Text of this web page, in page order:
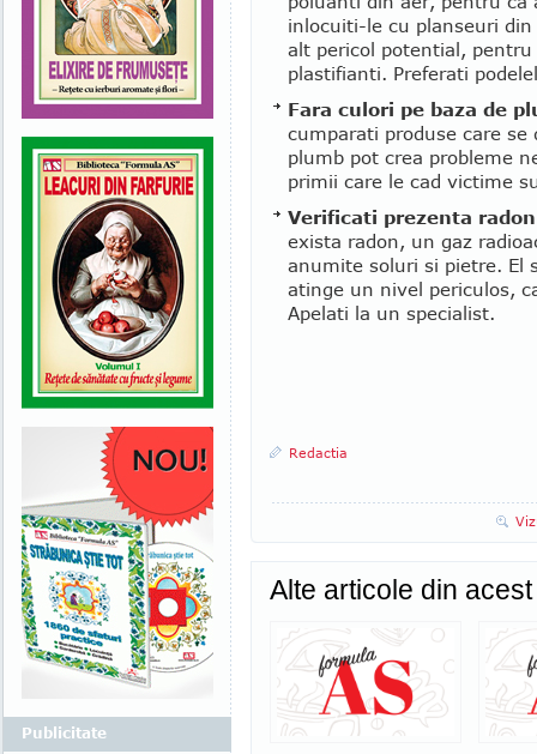
inlocuiti-le cu planseuri
alt pericol potential,
plastifianti. Preferati
Fara culori pe baza de
cumparati produse care se
plumb pot crea probleme
primii care le cad victime
Verificati prezenta
exista radon, un gaz
anumite soluri si pietre. El
atinge un nivel periculos,
Apelati la un specialist.
Redactia
Alte articole din
Publicitate